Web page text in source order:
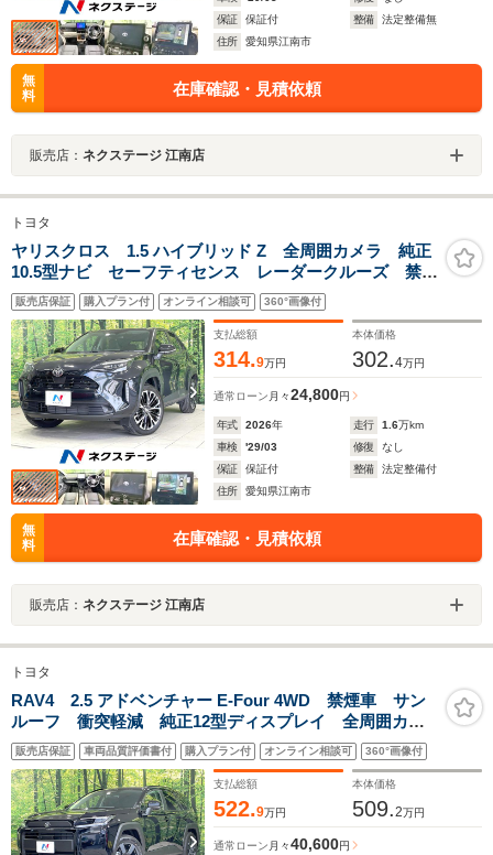
保証
保証付 整備
法定整備無
住所
愛知県江南市
無
料
在庫確認・見積依頼
販売店： ネクステージ 江南店
トヨタ
ヤリスクロス 1.5 ハイブリッド Z 全周囲カメラ 純正
10.5型ナビ セーフティセンス レーダークルーズ 禁
煙 ハーフレザーシート パワーシート コーナーセン
サー スマートキー LEDヘッド ETC 純正18インチ
AW オートハイビーム
販売店保証 購入プラン付 オンライン相談可 360°画像付
支払総額
314.9万円
本体価格
302.4万円
通常ローン 月々24,800円
年式 2026年 走行 1.6万km
車検
'29/03 修復
なし
保証
保証付 整備
法定整備付
住所
愛知県江南市
無
料
在庫確認・見積依頼
販売店： ネクステージ 江南店
トヨタ
RAV4 2.5 アドベンチャー E-Four 4WD 禁煙車 サン
ルーフ 衝突軽減 純正12型ディスプレイ 全周囲カメ
ラ ドラレコ ETC レーダークルーズ パワーバック
ドア コーナーセンサー シートヒーター ステアリン
グヒーター パワーシート LED
販売店保証 車両品質評価書付 購入プラン付 オンライン相談可 360°画像付
支払総額
522.9万円
本体価格
509.2万円
通常ローン 月々40,600円